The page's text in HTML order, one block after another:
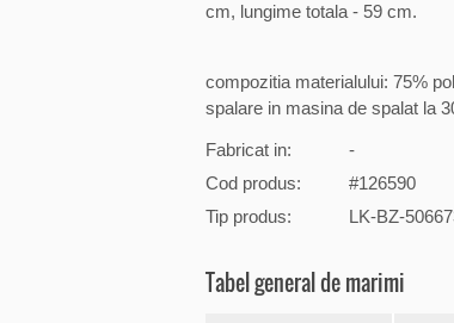
cm, lungime totala - 59 cm.
compozitia materialului: 75%
spalare in masina de spalat la
Fabricat in:
-
Cod produs:
#126590
Tip produs:
LK-BZ-
Tabel general de marimi